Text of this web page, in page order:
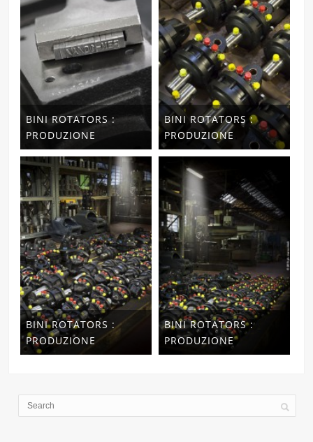
BINI ROTATORS :
PRODUZIONE
BINI ROTATORS :
PRODUZIONE
BINI ROTATORS :
PRODUZIONE
BINI ROTATORS :
PRODUZIONE